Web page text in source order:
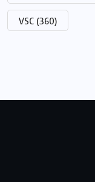
VSC (360)